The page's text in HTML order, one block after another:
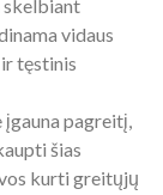
skelbiant
vidaus
tęstinis
pagreitį,
šias
kurti greitųjų